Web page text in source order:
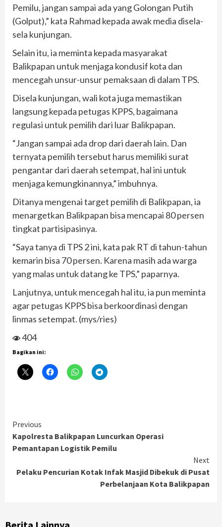
Pemilu, jangan sampai ada yang Golongan Putih
(Golput),” kata Rahmad kepada awak media disela-
sela kunjungan.
Selain itu, ia meminta kepada masyarakat
Balikpapan untuk menjaga kondusif kota dan
mencegah unsur-unsur pemaksaan di dalam TPS.
Disela kunjungan, wali kota juga memastikan
langsung kepada petugas KPPS, bagaimana
regulasi untuk pemilih dari luar Balikpapan.
“Jangan sampai ada drop dari daerah lain. Dan
ternyata pemilih tersebut harus memiliki surat
pengantar dari daerah setempat, hal ini untuk
menjaga kemungkinannya,” imbuhnya.
Ditanya mengenai target pemilih di Balikpapan, ia
menargetkan Balikpapan bisa mencapai 80 persen
tingkat partisipasinya.
“Saya tanya di TPS 2 ini, kata pak RT di tahun-tahun
kemarin bisa 70 persen. Karena masih ada warga
yang malas untuk datang ke TPS,” paparnya.
Lanjutnya, untuk mencegah hal itu, ia pun meminta
agar petugas KPPS bisa berkoordinasi dengan
linmas setempat. (mys/ries)
404
Bagikan ini:
Continue
Reading
Previous
Kapolresta Balikpapan Luncurkan Operasi
Pemantapan Logistik Pemilu
Next
Pelaku Pencurian Kotak Infak Masjid Dibekuk di Pusat
Perbelanjaan Kota Balikpapan